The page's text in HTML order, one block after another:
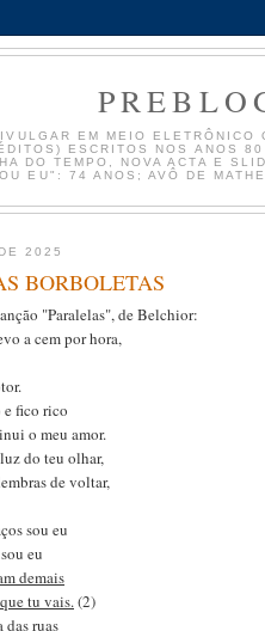
EM MEIO ELETRÔNICO
ESCRITOS NOS ANOS
DO TEMPO, NOVA ACTA E
EU": 74 ANOS; AVÔ DE
2025
BORBOLETAS
"Paralelas", de Belchior:
a cem por hora,
e fico rico
o meu amor.
do teu olhar,
de voltar,
sou eu
eu
demais
tu vais.(2)
das ruas